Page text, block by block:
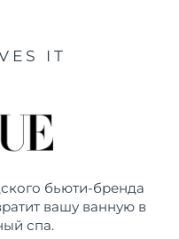
IT
бьюти-бренда
вашу ванную в
спа.